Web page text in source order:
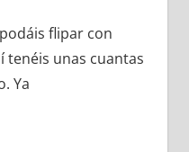
flipar con
unas cuantas
Ya